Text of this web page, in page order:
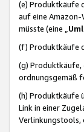
(e) Produktkäufe
auf eine Amazon-
müsste (eine „
(f) Produktkäufe
(g) Produktkäufe,
ordnungsgemäß
(h) Produktkäufe
Link in einer
Verlinkungstools,